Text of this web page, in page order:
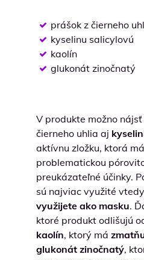
prášok z čierneho
kyselinu salicylovú
kaolín
glukonát zinočnatý
V produkte možno
čierneho uhlia aj
aktívnu zložku, ktorá
problematickou
preukázateľné účinky.
sú najviac využité
využijete ako masku.
ktoré produkt odlišujú
kaolín, ktorý má
glukonát zinočnatý,